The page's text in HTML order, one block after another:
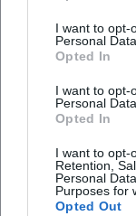
I want to opt-
Personal Data.
Opted In
I want to opt-
Personal
Opted In
I want to opt-
Retention,
Personal
Purposes for
Opted Out